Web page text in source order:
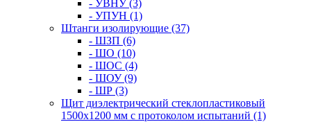
- УВНУ (3)
- УПУН (1)
Штанги изолирующие (37)
- ШЗП (6)
- ШО (10)
- ШОС (4)
- ШОУ (9)
- ШР (3)
Щит диэлектрический стеклопластиковый
1500х1200 мм с протоколом испытаний (1)